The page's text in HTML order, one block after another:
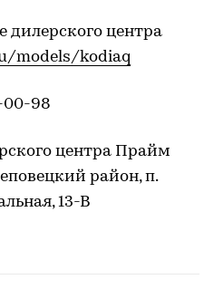
дилерского центра
models/kodiaq
00-98
центра Прайм
район, п.
13-В